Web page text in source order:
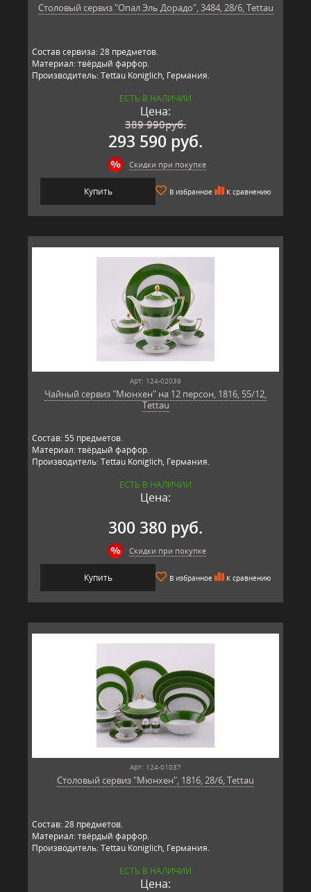
Столовый сервиз "Опал Эль Дорадо", 3484, 28/6, Tettau
Состав сервиза: 28 предметов.
Материал: твёрдый фарфор.
Производитель: Tettau Koniglich, Германия.
ЕСТЬ В НАЛИЧИИ
Цена:
389 990руб.
293 590 руб.
Скидки при покупке
Купить В избранное К сравнению
Арт: 124-02039
Чайный сервиз "Мюнхен" на 12 персон, 1816, 55/12,
Tettau
Состав: 55 предметов.
Материал: твёрдый фарфор.
Производитель: Tettau Koniglich, Германия.
ЕСТЬ В НАЛИЧИИ
Цена:
300 380 руб.
Скидки при покупке
Купить В избранное К сравнению
Арт: 124-01037
Столовый сервиз "Мюнхен", 1816, 28/6, Tettau
Состав: 28 предметов.
Материал: твёрдый фарфор.
Производитель: Tettau Koniglich, Германия.
ЕСТЬ В НАЛИЧИИ
Цена: